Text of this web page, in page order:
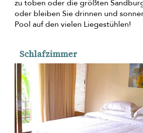
zu toben oder die größten
oder bleiben Sie drinnen und
Pool auf den vielen Liegestühlen!
Schlafzimmer